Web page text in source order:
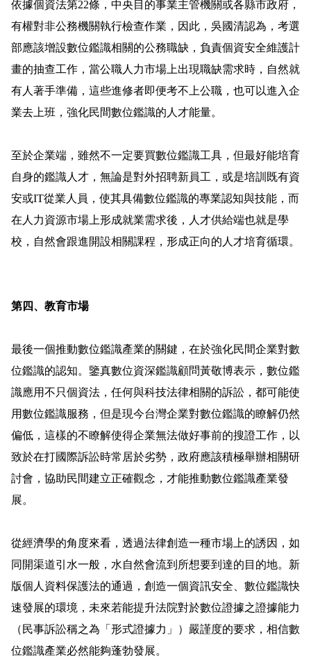
依據個資法第22條，中央目的事業主管機關或各縣市政府，
有權對非公務機關執行檢查作業，因此，吳國清認為，考選
部應該增設數位鑑識相關的公務職缺，負責個資安全維護計
畫的抽查工作，當公職人力市場上出現職缺需求時，自然就
有人著手準備，這些進修者即便考不上公職，也可以進入企
業去上班，強化民間數位鑑識的人才能量。
至於企業端，雖然不一定要買數位鑑識工具，但最好能培育
自身的鑑識人才，無論是對外招聘新員工，或是培訓既有資
安或IT從業人員，使其具備數位鑑識的專業認知與技能，而
在人力資源市場上形成就業需求後，人才供給端也就是學
校，自然會跟進開設相關課程，形成正向的人才培育循環。
第四、 教育市場
最後一個推動數位鑑識產業的關鍵，在於強化民間企業對數
位鑑識的認知。鑒真數位資深鑑識顧問黃敬博表示，數位鑑
識應用不只個資法，任何與科技法律相關的訴訟，都可能使
用數位鑑識服務，但是現今台灣企業對數位鑑識的瞭解仍然
偏低，這樣的不瞭解使得企業無法做好事前的搜證工作，以
致於在打國際訴訟時常居於劣勢，政府應該積極舉辦相關研
討會，協助民間建立正確觀念，才能推動數位鑑識產業發
展。
從經濟學的角度來看，透過法律創造一種市場上的誘因，如
同開渠道引水一般，水自然會流到所想要到達的目的地。新
版個人資料保護法的通過，創造一個資訊安全、數位鑑識快
速發展的環境，未來若能提升法院對於數位證據之證據能力
（民事訴訟稱之為「形式證據力」）嚴謹度的要求，相信數
位鑑識產業必然能夠蓬勃發展。